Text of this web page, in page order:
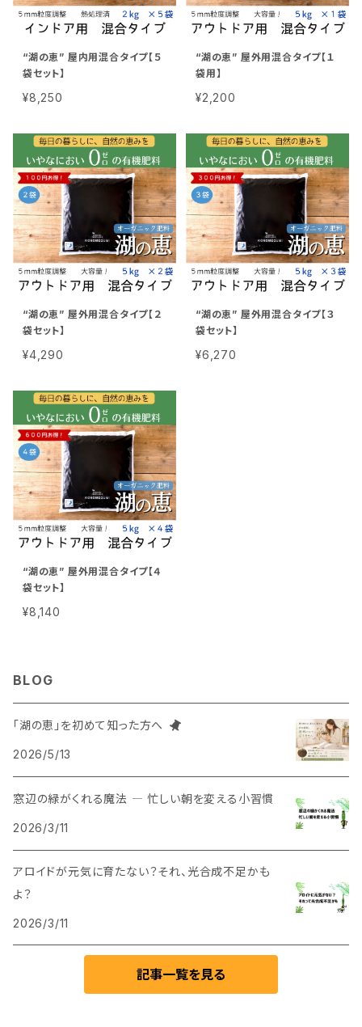
“湖の恵” 屋内用混合タイプ【５
袋セット】
¥8,250
“湖の恵” 屋外用混合タイプ【１
袋用】
¥2,200
“湖の恵” 屋外用混合タイプ【２
袋セット】
¥4,290
“湖の恵” 屋外用混合タイプ【３
袋セット】
¥6,270
“湖の恵” 屋外用混合タイプ【４
袋セット】
¥8,140
BLOG
「湖の恵」を初めて知った方へ
2026/5/13
窓辺の緑がくれる魔法 ― 忙しい朝を変える小習慣
2026/3/11
アロイドが元気に育たない？それ、光合成不足かも
よ？
2026/3/11
記事一覧を見る